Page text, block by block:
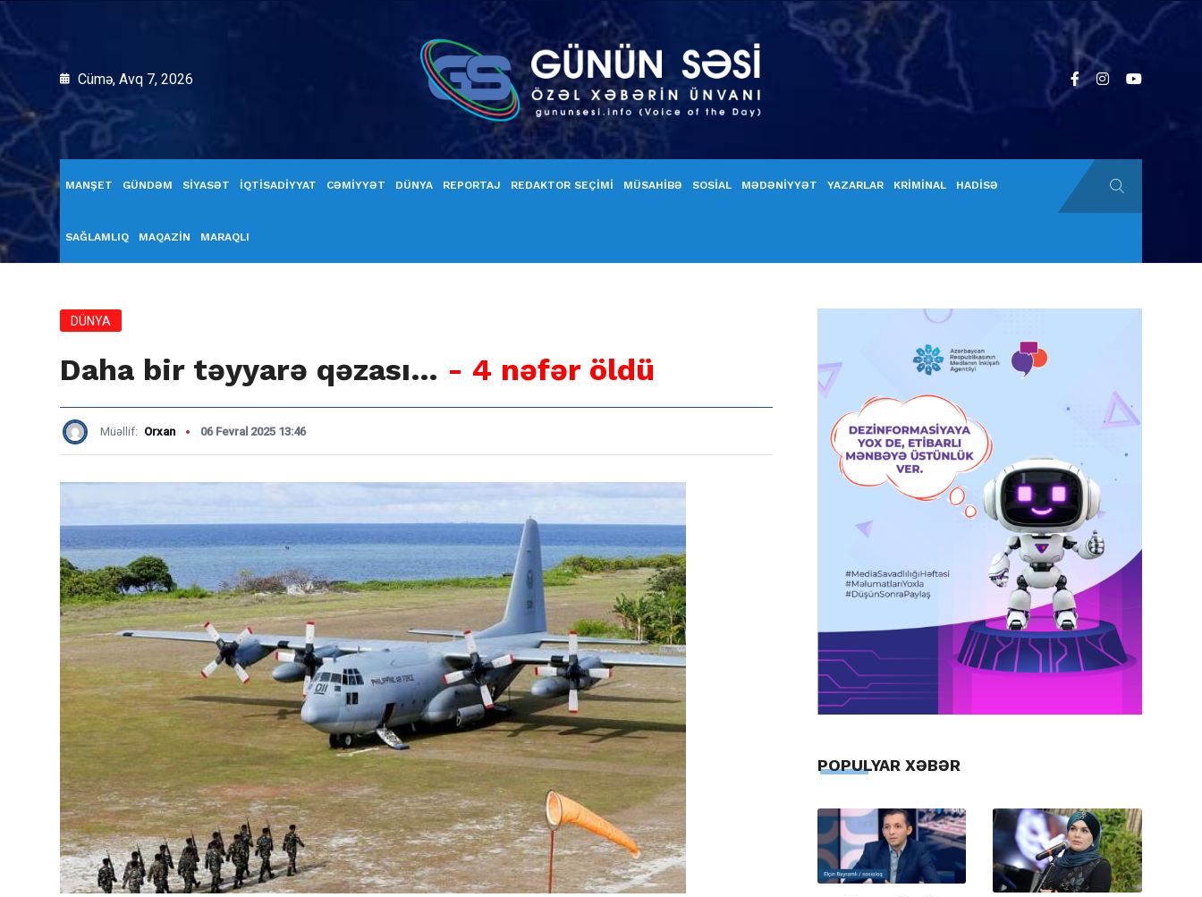
Cümə, Avq 7, 2026
MANŞET GÜNDƏM SİYASƏT İQTİSADİYYAT CƏMİYYƏT DÜNYA REPORTAJ REDAKTOR SEÇİMİ MÜSAHİBƏ SOSİAL MƏDƏNİYYƏT YAZARLAR KRİMİNAL HADİSƏ
SAĞLAMLIQ MAQAZİN MARAQLI
DÜNYA
Daha bir təyyarə qəzası… - 4 nəfər öldü
Müəllif: Orxan 06 Fevral 2025 13:46
POPULYAR XƏBƏR